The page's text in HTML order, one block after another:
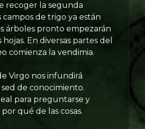
recoger la segunda
campos de trigo ya están
árboles pronto empezarán
En diversas partes del
comienza la vendimia.
Virgo nos infundirá
de conocimiento.
para preguntarse y
qué de las cosas.